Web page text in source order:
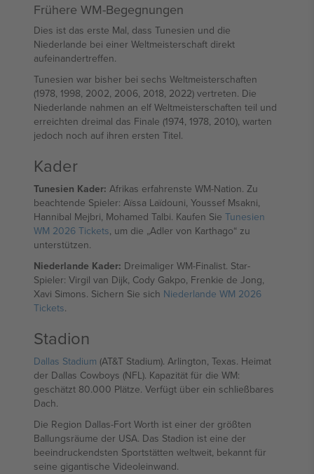
Frühere WM-Begegnungen
Dies ist das erste Mal, dass Tunesien und die
Niederlande bei einer Weltmeisterschaft direkt
aufeinandertreffen.
Tunesien war bisher bei sechs Weltmeisterschaften
(1978, 1998, 2002, 2006, 2018, 2022) vertreten. Die
Niederlande nahmen an elf Weltmeisterschaften teil und
erreichten dreimal das Finale (1974, 1978, 2010), warten
jedoch noch auf ihren ersten Titel.
Kader
Tunesien Kader: Afrikas erfahrenste WM-Nation. Zu
beachtende Spieler: Aïssa Laïdouni, Youssef Msakni,
Hannibal Mejbri, Mohamed Talbi. Kaufen Sie Tunesien
WM 2026 Tickets, um die „Adler von Karthago“ zu
unterstützen.
Niederlande Kader: Dreimaliger WM-Finalist. Star-
Spieler: Virgil van Dijk, Cody Gakpo, Frenkie de Jong,
Xavi Simons. Sichern Sie sich Niederlande WM 2026
Tickets.
Stadion
Dallas Stadium (AT&T Stadium). Arlington, Texas. Heimat
der Dallas Cowboys (NFL). Kapazität für die WM:
geschätzt 80.000 Plätze. Verfügt über ein schließbares
Dach.
Die Region Dallas-Fort Worth ist einer der größten
Ballungsräume der USA. Das Stadion ist eine der
beeindruckendsten Sportstätten weltweit, bekannt für
seine gigantische Videoleinwand.